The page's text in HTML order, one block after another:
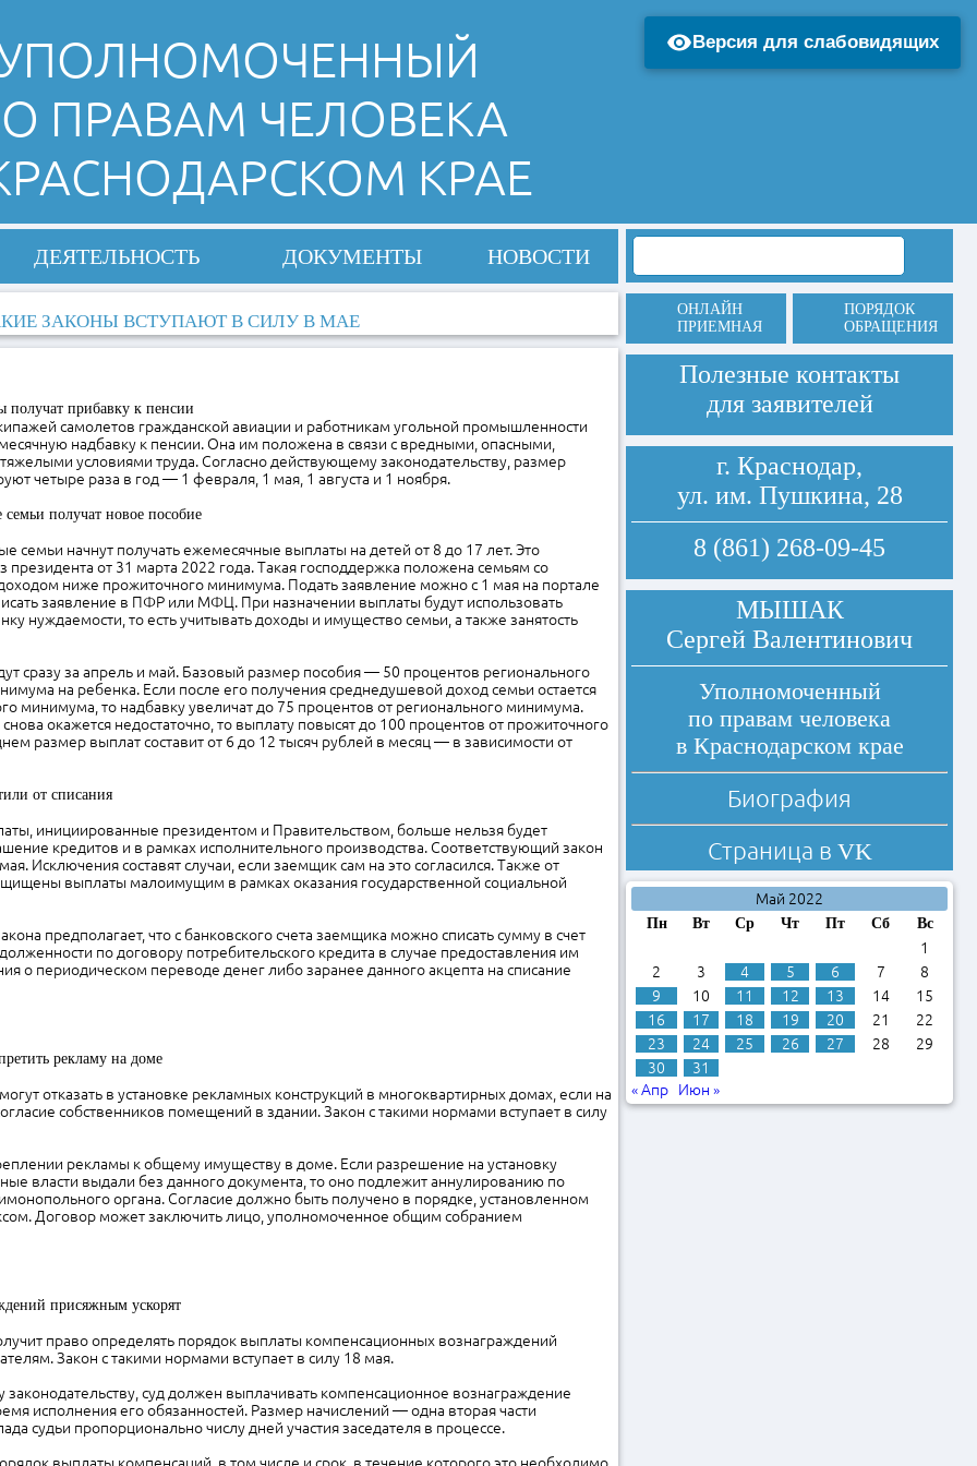
ПРАВАМ ЧЕЛОВЕКА
КРАЕ
ДЕЯТЕЛЬНОСТЬ ДОКУМЕНТЫ НОВОСТИ
ЗАКОНЫ ВСТУПАЮТ В СИЛУ В МАЕ
получат прибавку к пенсии
самолетов гражданской авиации и работникам угольной промышленности
надбавку к пенсии. Она им положена в связи с вредными, опасными,
условиями труда. Согласно действующему законодательству, размер
четыре раза в год — 1 февраля, 1 мая, 1 августа и 1 ноября.
получат новое пособие
семьи начнут получать ежемесячные выплаты на детей от 8 до 17 лет. Это
президента от 31 марта 2022 года. Такая господдержка положена семьям со
ниже прожиточного минимума. Подать заявление можно с 1 мая на портале
заявление в ПФР или МФЦ. При назначении выплаты будут использовать
нуждаемости, то есть учитывать доходы и имущество семьи, а также занятость
сразу за апрель и май. Базовый размер пособия — 50 процентов регионального
на ребенка. Если после его получения среднедушевой доход семьи остается
минимума, то надбавку увеличат до 75 процентов от регионального минимума.
снова окажется недостаточно, то выплату повысят до 100 процентов от прожиточного
размер выплат составит от 6 до 12 тысяч рублей в месяц — в зависимости от
от списания
инициированные президентом и Правительством, больше нельзя будет
кредитов и в рамках исполнительного производства. Соответствующий закон
Исключения составят случаи, если заемщик сам на это согласился. Также от
выплаты малоимущим в рамках оказания государственной социальной
предполагает, что с банковского счета заемщика можно списать сумму в счет
по договору потребительского кредита в случае предоставления им
о периодическом переводе денег либо заранее данного акцепта на списание
рекламу на доме
отказать в установке рекламных конструкций в многоквартирных домах, если на
собственников помещений в здании. Закон с такими нормами вступает в силу
рекламы к общему имуществу в доме. Если разрешение на установку
власти выдали без данного документа, то оно подлежит аннулированию по
органа. Согласие должно быть получено в порядке, установленном
Договор может заключить лицо, уполномоченное общим собранием
присяжным ускорят
право определять порядок выплаты компенсационных вознаграждений
Закон с такими нормами вступает в силу 18 мая.
суд должен выплачивать компенсационное вознаграждение
исполнения его обязанностей. Размер начислений — одна вторая части
судьи пропорционально числу дней участия заседателя в процессе.
ОНЛАЙН
ПРИЕМНАЯ
ПОРЯДОК
ОБРАЩЕНИЯ
Полезные контакты
для заявителей
г. Краснодар,
ул. им. Пушкина, 28
8 (861) 268-09-45
МЫШАК
Сергей Валентинович
Уполномоченный
по правам человека
в Краснодарском крае
Биография
Страница в VK
Май 2022
Пн Вт Ср Чт Пт Сб Вс
1
2
3 4 5 6 7
8
9
10 11 12 13 14
15
16
17 18 19 20 21
22
23
24 25 26 27 28
29
30
31
« Апр
Июн »
Версия для слабовидящих